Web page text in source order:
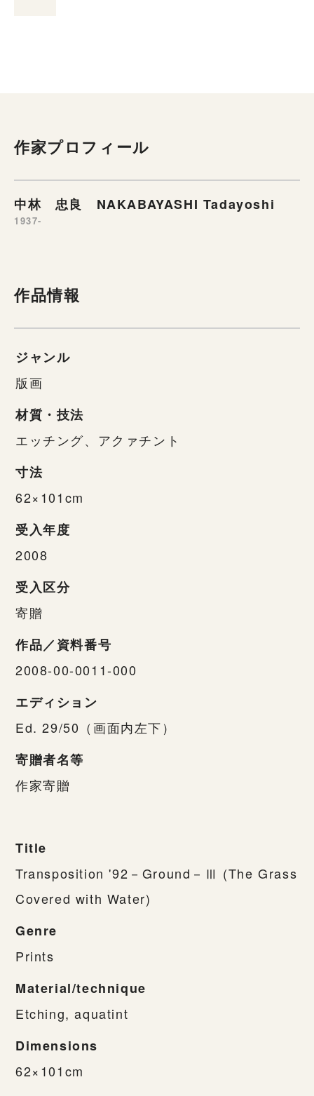
作家プロフィール
中林 忠良 NAKABAYASHI Tadayoshi
1937-
作品情報
ジャンル
版画
材質・技法
エッチング、アクァチント
寸法
62×101cm
受入年度
2008
受入区分
寄贈
作品／資料番号
2008-00-0011-000
エディション
Ed. 29/50（画面内左下）
寄贈者名等
作家寄贈
Title
Transposition '92－Ground－Ⅲ (The Grass
Covered with Water)
Genre
Prints
Material/technique
Etching, aquatint
Dimensions
62×101cm